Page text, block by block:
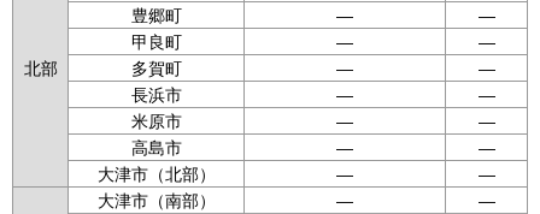
北部
豊郷町
—
—
甲良町
—
—
多賀町
—
—
長浜市
—
—
米原市
—
—
高島市
—
—
大津市（北部）
— —
大津市（南部） —
—